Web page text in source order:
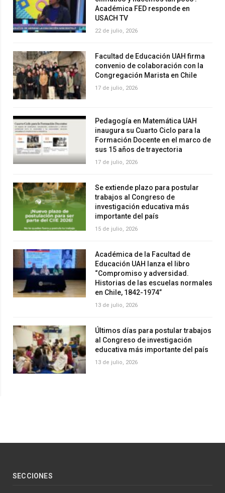
Académica FED responde en
USACH TV
22 de julio, 2026
Facultad de Educación UAH firma
convenio de colaboración con la
Congregación Marista en Chile
17 de julio, 2026
Pedagogía en Matemática UAH
inaugura su Cuarto Ciclo para la
Formación Docente en el marco de
sus 15 años de trayectoria
17 de julio, 2026
Se extiende plazo para postular
trabajos al Congreso de
investigación educativa más
importante del país
15 de julio, 2026
Académica de la Facultad de
Educación UAH lanza el libro
“Compromiso y adversidad.
Historias de las escuelas normales
en Chile, 1842-1974”
13 de julio, 2026
Últimos días para postular trabajos
al Congreso de investigación
educativa más importante del país
13 de julio, 2026
SECCIONES